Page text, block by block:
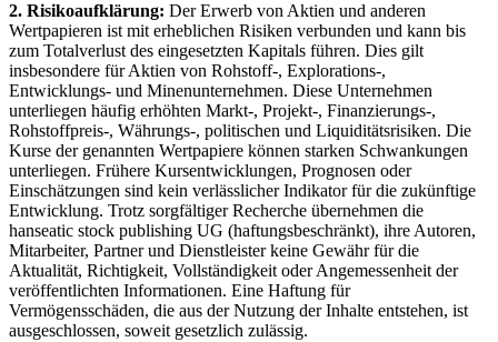
2. Risikoaufklärung: Der Erwerb von Aktien und anderen
Wertpapieren ist mit erheblichen Risiken verbunden und kann bis
zum Totalverlust des eingesetzten Kapitals führen. Dies gilt
insbesondere für Aktien von Rohstoff-, Explorations-,
Entwicklungs- und Minenunternehmen. Diese Unternehmen
unterliegen häufig erhöhten Markt-, Projekt-, Finanzierungs-,
Rohstoffpreis-, Währungs-, politischen und Liquiditätsrisiken. Die
Kurse der genannten Wertpapiere können starken Schwankungen
unterliegen. Frühere Kursentwicklungen, Prognosen oder
Einschätzungen sind kein verlässlicher Indikator für die zukünftige
Entwicklung. Trotz sorgfältiger Recherche übernehmen die
hanseatic stock publishing UG (haftungsbeschränkt), ihre Autoren,
Mitarbeiter, Partner und Dienstleister keine Gewähr für die
Aktualität, Richtigkeit, Vollständigkeit oder Angemessenheit der
veröffentlichten Informationen. Eine Haftung für
Vermögensschäden, die aus der Nutzung der Inhalte entstehen, ist
ausgeschlossen, soweit gesetzlich zulässig.